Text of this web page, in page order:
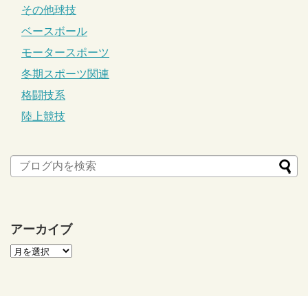
その他球技
ベースボール
モータースポーツ
冬期スポーツ関連
格闘技系
陸上競技
アーカイブ